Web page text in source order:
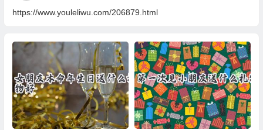
https://www.youleliwu.com/206879.html